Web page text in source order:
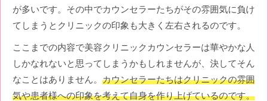
が多いです。その中でカウンセラーたちがその雰囲気に負け
てしまうとクリニックの印象も大きく左右されるのです。
ここまでの内容で美容クリニックカウンセラーは華やかな人
しかなれないと思ってしまうかもしれませんが、決してそん
なことはありません。 カウンセラーたちはクリニックの雰囲
気や患者様への印象を考えて自身を作り上げているのです。